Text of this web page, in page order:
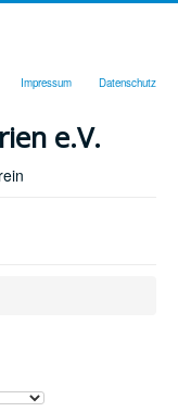
Impressum Datenschutz
e.V.
во строк: